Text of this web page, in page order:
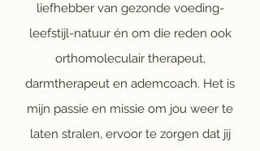
liefhebber van gezonde voeding-
leefstijl-natuur én om die reden ook
orthomoleculair therapeut,
darmtherapeut en ademcoach. Het is
mijn passie en missie om jou weer te
laten stralen, ervoor te zorgen dat jij